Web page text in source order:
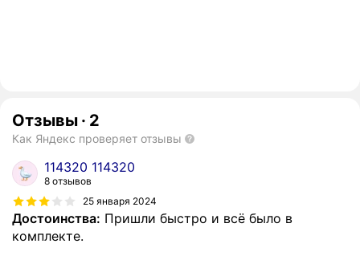
Отзывы · 2
Как Яндекс проверяет отзывы
114320 114320
8 отзывов
25 января 2024
Достоинства: Пришли быстро и всё было в
комплекте.